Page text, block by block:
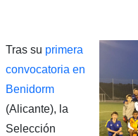
Tras su primera
convocatoria en
Benidorm
(Alicante), la
Selección